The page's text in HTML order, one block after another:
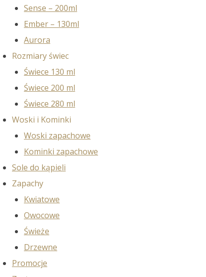
Sense – 200ml
Ember – 130ml
Aurora
Rozmiary świec
Świece 130 ml
Świece 200 ml
Świece 280 ml
Woski i Kominki
Woski zapachowe
Kominki zapachowe
Sole do kąpieli
Zapachy
Kwiatowe
Owocowe
Świeże
Drzewne
Promocje